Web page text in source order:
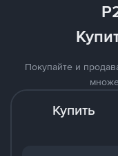
Покупайте и
Купить